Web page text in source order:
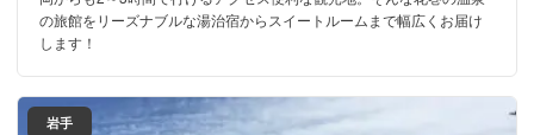
の旅館をリーズナブルな湯治宿からスイートルームまで幅広くお届け
します！
岩手